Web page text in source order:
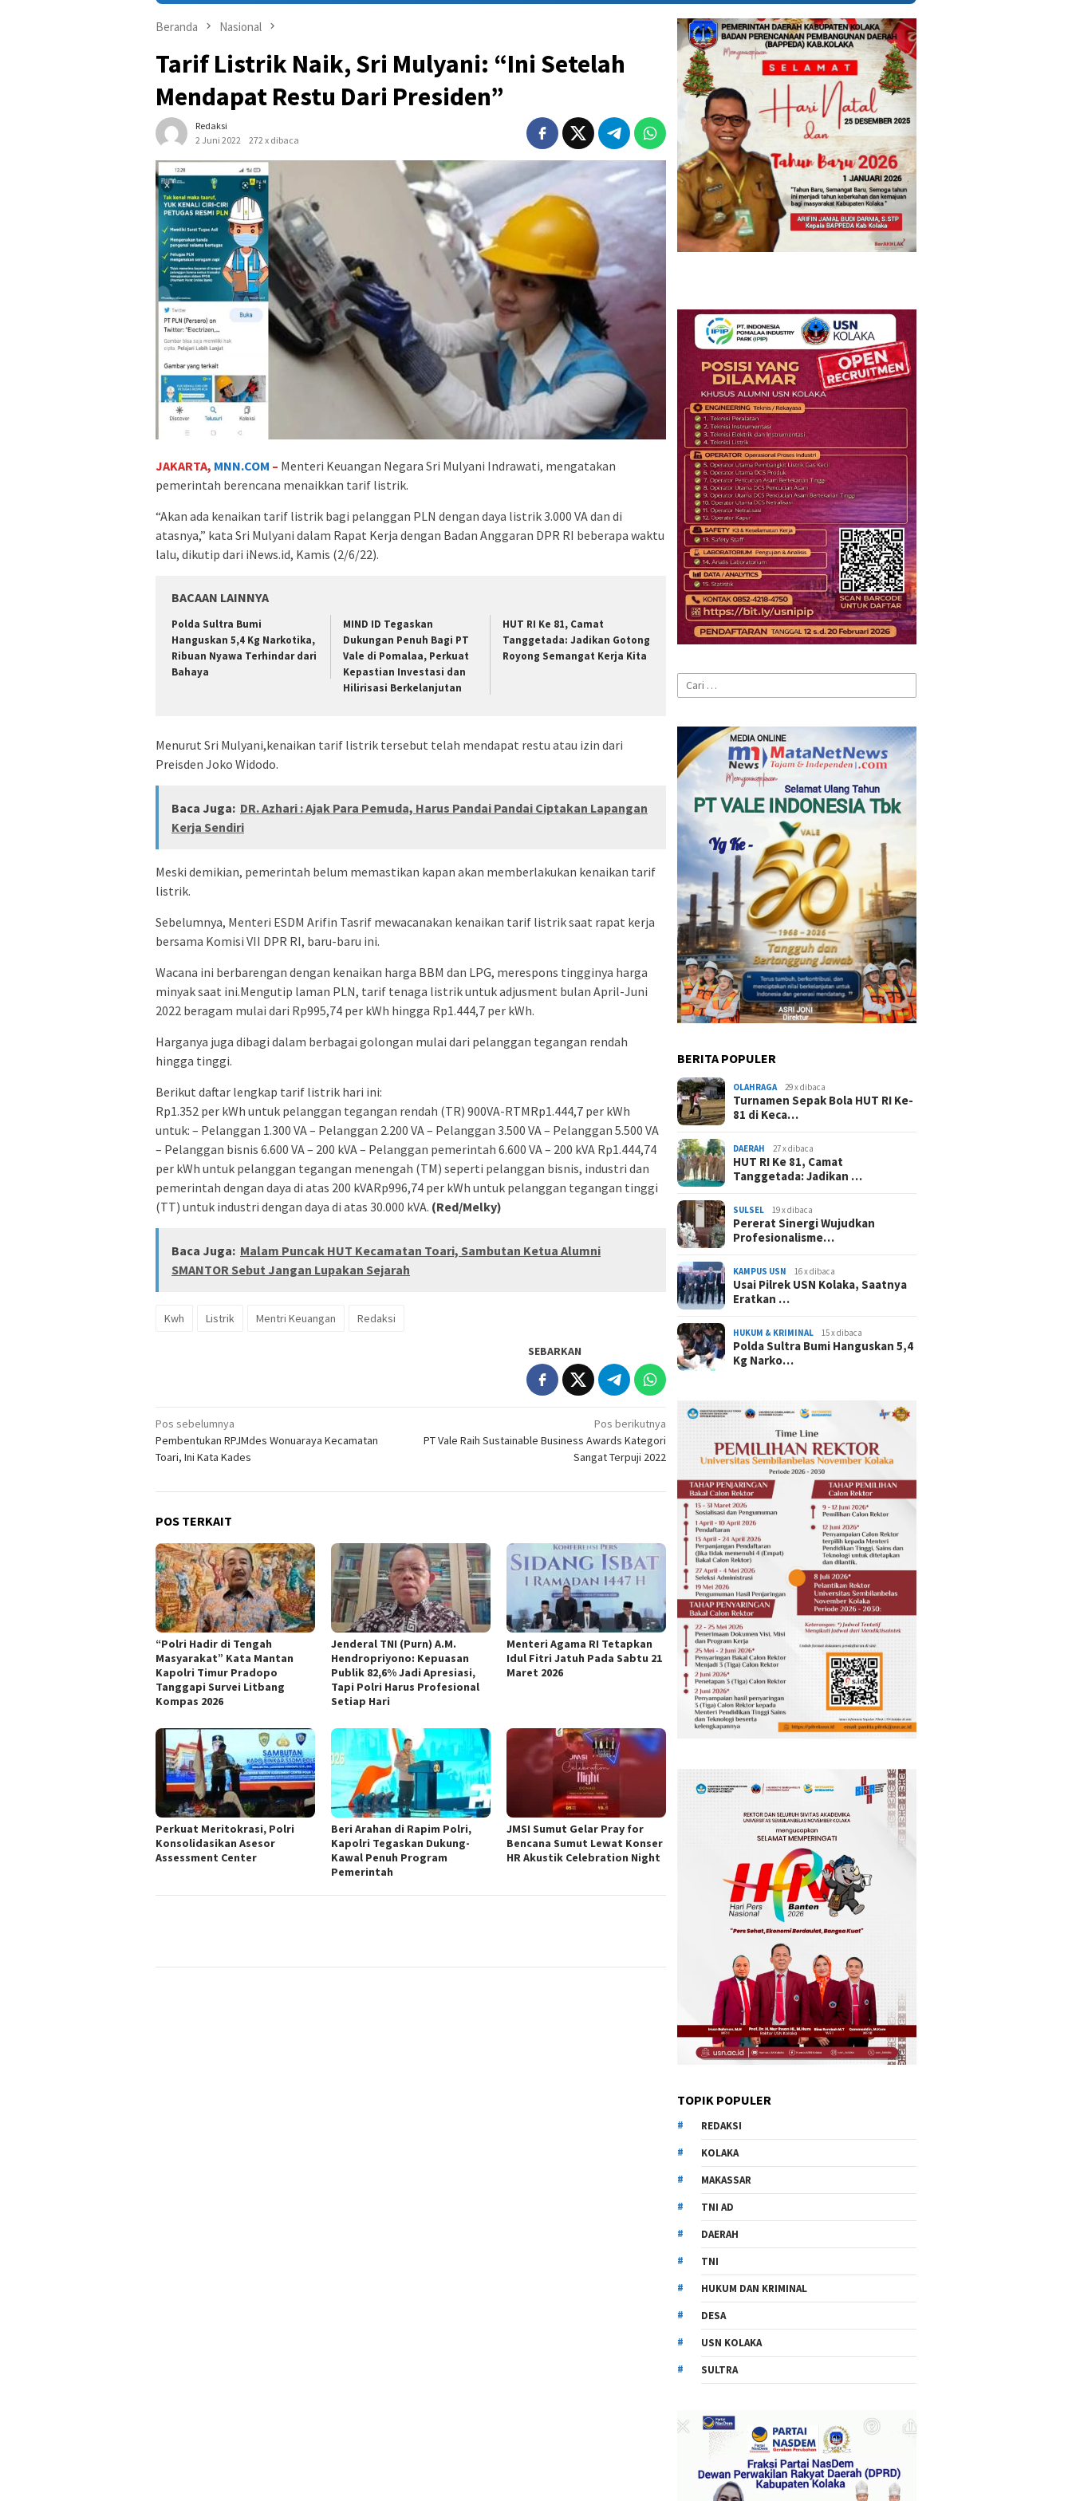
Beranda Nasional
Tarif Listrik Naik, Sri Mulyani: “Ini Setelah
Mendapat Restu Dari Presiden”
Redaksi
2 Juni 2022
272 x dibaca
JAKARTA, MNN.COM – Menteri Keuangan Negara Sri Mulyani Indrawati, mengatakan
pemerintah berencana menaikkan tarif listrik.
“Akan ada kenaikan tarif listrik bagi pelanggan PLN dengan daya listrik 3.000 VA dan di
atasnya,” kata Sri Mulyani dalam Rapat Kerja dengan Badan Anggaran DPR RI beberapa waktu
lalu, dikutip dari iNews.id, Kamis (2/6/22).
BACAAN LAINNYA
Polda Sultra Bumi
Hanguskan 5,4 Kg Narkotika,
Ribuan Nyawa Terhindar dari
Bahaya
MIND ID Tegaskan
Dukungan Penuh Bagi PT
Vale di Pomalaa, Perkuat
Kepastian Investasi dan
Hilirisasi Berkelanjutan
HUT RI Ke 81, Camat
Tanggetada: Jadikan Gotong
Royong Semangat Kerja Kita
Menurut Sri Mulyani,kenaikan tarif listrik tersebut telah mendapat restu atau izin dari
Preisden Joko Widodo.
Baca Juga: DR. Azhari : Ajak Para Pemuda, Harus Pandai Pandai Ciptakan Lapangan
Kerja Sendiri
Meski demikian, pemerintah belum memastikan kapan akan memberlakukan kenaikan tarif
listrik.
Sebelumnya, Menteri ESDM Arifin Tasrif mewacanakan kenaikan tarif listrik saat rapat kerja
bersama Komisi VII DPR RI, baru-baru ini.
Wacana ini berbarengan dengan kenaikan harga BBM dan LPG, merespons tingginya harga
minyak saat ini.Mengutip laman PLN, tarif tenaga listrik untuk adjusment bulan April-Juni
2022 beragam mulai dari Rp995,74 per kWh hingga Rp1.444,7 per kWh.
Harganya juga dibagi dalam berbagai golongan mulai dari pelanggan tegangan rendah
hingga tinggi.
Berikut daftar lengkap tarif listrik hari ini:
Rp1.352 per kWh untuk pelanggan tegangan rendah (TR) 900VA-RTMRp1.444,7 per kWh
untuk: – Pelanggan 1.300 VA – Pelanggan 2.200 VA – Pelanggan 3.500 VA – Pelanggan 5.500 VA
– Pelanggan bisnis 6.600 VA – 200 kVA – Pelanggan pemerintah 6.600 VA – 200 kVA Rp1.444,74
per kWh untuk pelanggan tegangan menengah (TM) seperti pelanggan bisnis, industri dan
pemerintah dengan daya di atas 200 kVARp996,74 per kWh untuk pelanggan tegangan tinggi
(TT) untuk industri dengan daya di atas 30.000 kVA. (Red/Melky)
Baca Juga: Malam Puncak HUT Kecamatan Toari, Sambutan Ketua Alumni
SMANTOR Sebut Jangan Lupakan Sejarah
Kwh Listrik Mentri Keuangan Redaksi
SEBARKAN
Navigasi
pos
Pos sebelumnya
Pembentukan RPJMdes Wonuaraya Kecamatan
Toari, Ini Kata Kades
Pos berikutnya
PT Vale Raih Sustainable Business Awards Kategori
Sangat Terpuji 2022
POS TERKAIT
“Polri Hadir di Tengah
Masyarakat” Kata Mantan
Kapolri Timur Pradopo
Tanggapi Survei Litbang
Kompas 2026
Jenderal TNI (Purn) A.M.
Hendropriyono: Kepuasan
Publik 82,6% Jadi Apresiasi,
Tapi Polri Harus Profesional
Setiap Hari
Menteri Agama RI Tetapkan
Idul Fitri Jatuh Pada Sabtu 21
Maret 2026
Perkuat Meritokrasi, Polri
Konsolidasikan Asesor
Assessment Center
Beri Arahan di Rapim Polri,
Kapolri Tegaskan Dukung-
Kawal Penuh Program
Pemerintah
JMSI Sumut Gelar Pray for
Bencana Sumut Lewat Konser
HR Akustik Celebration Night
Cari
untuk:
BERITA POPULER
OLAHRAGA 29 x dibaca
Turnamen Sepak Bola HUT RI Ke-
81 di Keca…
DAERAH 27 x dibaca
HUT RI Ke 81, Camat
Tanggetada: Jadikan …
SULSEL 19 x dibaca
Pererat Sinergi Wujudkan
Profesionalisme…
KAMPUS USN 16 x dibaca
Usai Pilrek USN Kolaka, Saatnya
Eratkan …
HUKUM & KRIMINAL 15 x dibaca
Polda Sultra Bumi Hanguskan 5,4
Kg Narko…
TOPIK POPULER
REDAKSI
KOLAKA
MAKASSAR
TNI AD
DAERAH
TNI
HUKUM DAN KRIMINAL
DESA
USN KOLAKA
SULTRA